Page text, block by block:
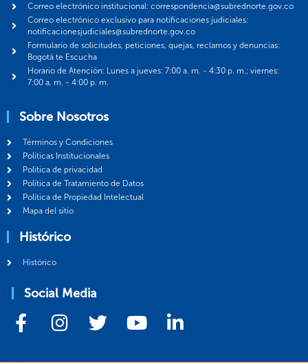
Correo electrónico institucional: correspondencia@subrednorte.gov.co
Correo electrónico exclusivo para notificaciones judiciales:
notificacionesjudiciales@subrednorte.gov.co
Formulario de solicitudes, peticiones, quejas, reclamos y denuncias:
Bogotá te Escucha
Horario de Atención: Lunes a jueves: 7:00 a. m. - 4:30 p. m.; viernes:
7:00 a. m. - 4:00 p. m.
Sobre Nosotros
Términos y Condiciones
Politicas Institucionales
Política de privacidad
Política de Tratamiento de Datos
Política de Propiedad Intelectual
Mapa del sitio
Histórico
Histórico
Social Media